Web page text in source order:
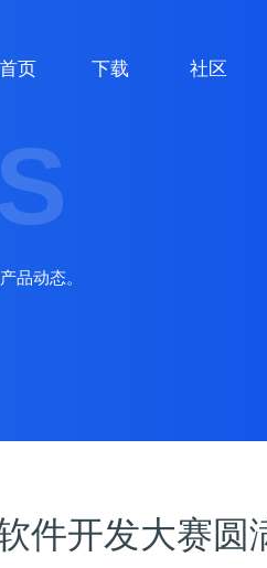
首页 下载 社区
品动态。
件开发大赛圆